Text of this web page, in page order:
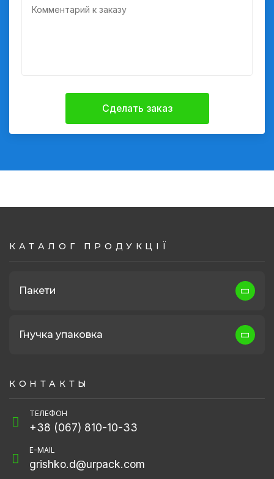
Сделать заказ
КОНТАКТЫ
ТЕЛЕФОН
+38 (067) 810-10-33
E-MAIL
grishko.d@urpack.com
КАТАЛОГ ПРОДУКЦІЇ
Пакети
Пакет банан з бічними фальцами
Палетний чохол "Пілотка"
Пакет банан із донним фальцем
Пакет пакувальний з донним фальцем
Гнучка упаковка
Молочна плівка
Плівка для упаковки заморожених продуктів
Плівка для мульчування
Плівка (рукав ВТ, НТ)